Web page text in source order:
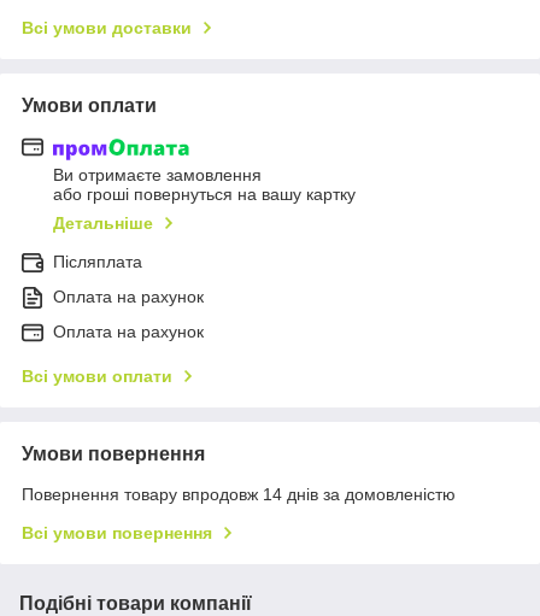
Всі умови доставки
Умови оплати
Ви отримаєте замовлення
або гроші повернуться на вашу картку
Детальніше
Післяплата
Оплата на рахунок
Оплата на рахунок
Всі умови оплати
Умови повернення
Повернення товару впродовж 14 днів за домовленістю
Всі умови повернення
Подібні товари компанії